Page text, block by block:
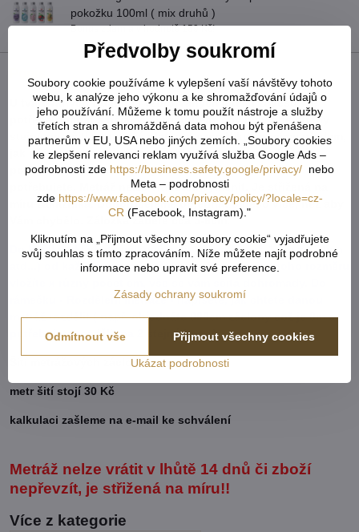
pokožku 100ml ( mix druhů )
Bonus zdarma v hodnotě 159 Kč!
U tvarovaných záclon čí vzororvaných látek ( závěsů ) je
potřeba počítat s nějakým prostřihem, aby byly obě strany
stejné po ušití a to samé platí pro vzor. Nikdy nevíme předem,
jak přijde záclona ustřižená vzhledem k tomu, že každý
potřebuje jiný rozměr. Vždy tedy vezměte více než
potřebujete. Metráž nelze vrátit ani vyměnit. Je střižená na
míru zákazníka. Doporučejeme objednat o něco více, než aby
Vám chybělo. Záložka zabere cca 5-6cm.
Do košíku vkládejte celkový počet v cm ( např. 1,7m = 170cm
atd...) od každého rozměru či barvy. Pokud u jednoho rozměru
rámečku - Rozdělení metráže - napíšete, jak chtete danou
metráž rozdělit ( např. objednáte 800cm záclony což je 8m a
potřebujete rozdělit na 2 stejné kusy ).
Šití metrážových záclon:
metr šití stojí 30 Kč
kalkulaci zašleme na e-mail ke schválení
Metráž nelze vrátit v lhůtě 14 dnů či zboží
nepřevzít, je střižená na míru!!
Více z kategorie
Předvolby soukromí
Soubory cookie používáme k vylepšení vaší návštěvy tohoto
webu, k analýze jeho výkonu a ke shromažďování údajů o
jeho používání. Můžeme k tomu použít nástroje a služby
třetích stran a shromážděná data mohou být přenášena
partnerům v EU, USA nebo jiných zemích. „Soubory cookies
ke zlepšení relevanci reklam využívá služba Google Ads –
podrobnosti zde https://business.safety.google/privacy/ nebo
Meta – podrobnosti
zde https://www.facebook.com/privacy/policy/?locale=cz-
CR (Facebook, Instagram)."
Kliknutím na „Přijmout všechny soubory cookie“ vyjadřujete
svůj souhlas s tímto zpracováním. Níže můžete najít podrobné
informace nebo upravit své preference.
Zásady ochrany soukromí
Ukázat podrobnosti
Přijmout všechny cookies
Odmítnout vše